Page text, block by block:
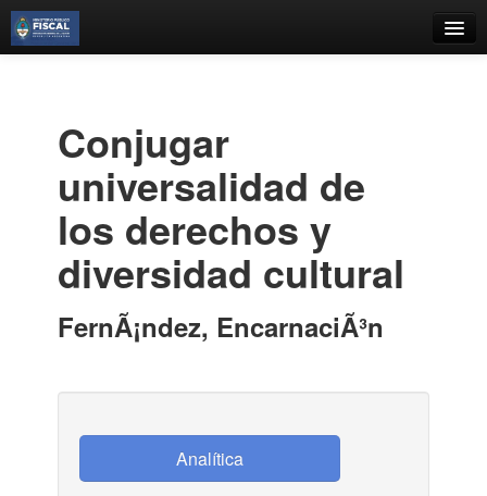
Estantes Virtuales
Contacto
Iniciar sesión
Conjugar
universalidad de
los derechos y
diversidad cultural
FernÃ¡ndez, EncarnaciÃ³n